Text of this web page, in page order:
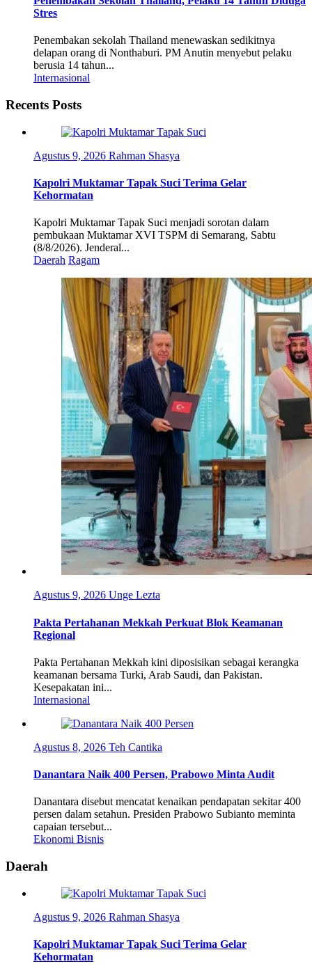
Stres
Penembakan sekolah Thailand menewaskan sedikitnya
delapan orang di Nonthaburi. PM Anutin menyebut pelaku
berusia 14 tahun...
Internasional
Recents Posts
Agustus 9, 2026 Rahman Shasya
Kapolri Muktamar Tapak Suci Terima Gelar
Kehormatan
Kapolri Muktamar Tapak Suci menjadi sorotan dalam
pembukaan Muktamar XVI TSPM di Semarang, Sabtu
(8/8/2026). Jenderal...
Daerah Ragam
Agustus 9, 2026 Unge Lezta
Pakta Pertahanan Mekkah Perkuat Blok Keamanan
Regional
Pakta Pertahanan Mekkah kini diposisikan sebagai kerangka
keamanan bersama Turki, Arab Saudi, dan Pakistan.
Kesepakatan ini...
Internasional
Agustus 8, 2026 Teh Cantika
Danantara Naik 400 Persen, Prabowo Minta Audit
Danantara disebut mencatat kenaikan pendapatan sekitar 400
persen dalam setahun. Presiden Prabowo Subianto meminta
capaian tersebut...
Ekonomi Bisnis
Daerah
Agustus 9, 2026 Rahman Shasya
Kapolri Muktamar Tapak Suci Terima Gelar
Kehormatan